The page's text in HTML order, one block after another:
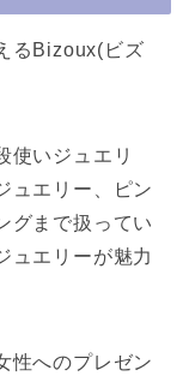
るBizoux(ビズ
使いジュエリ
ュエリー、ピン
グまで扱ってい
ュエリーが魅力
性へのプレゼン